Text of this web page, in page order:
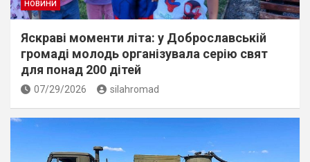
НОВИНИ
Яскраві моменти літа: у Доброславській
громаді молодь організувала серію свят
для понад 200 дітей
07/29/2026 silahromad